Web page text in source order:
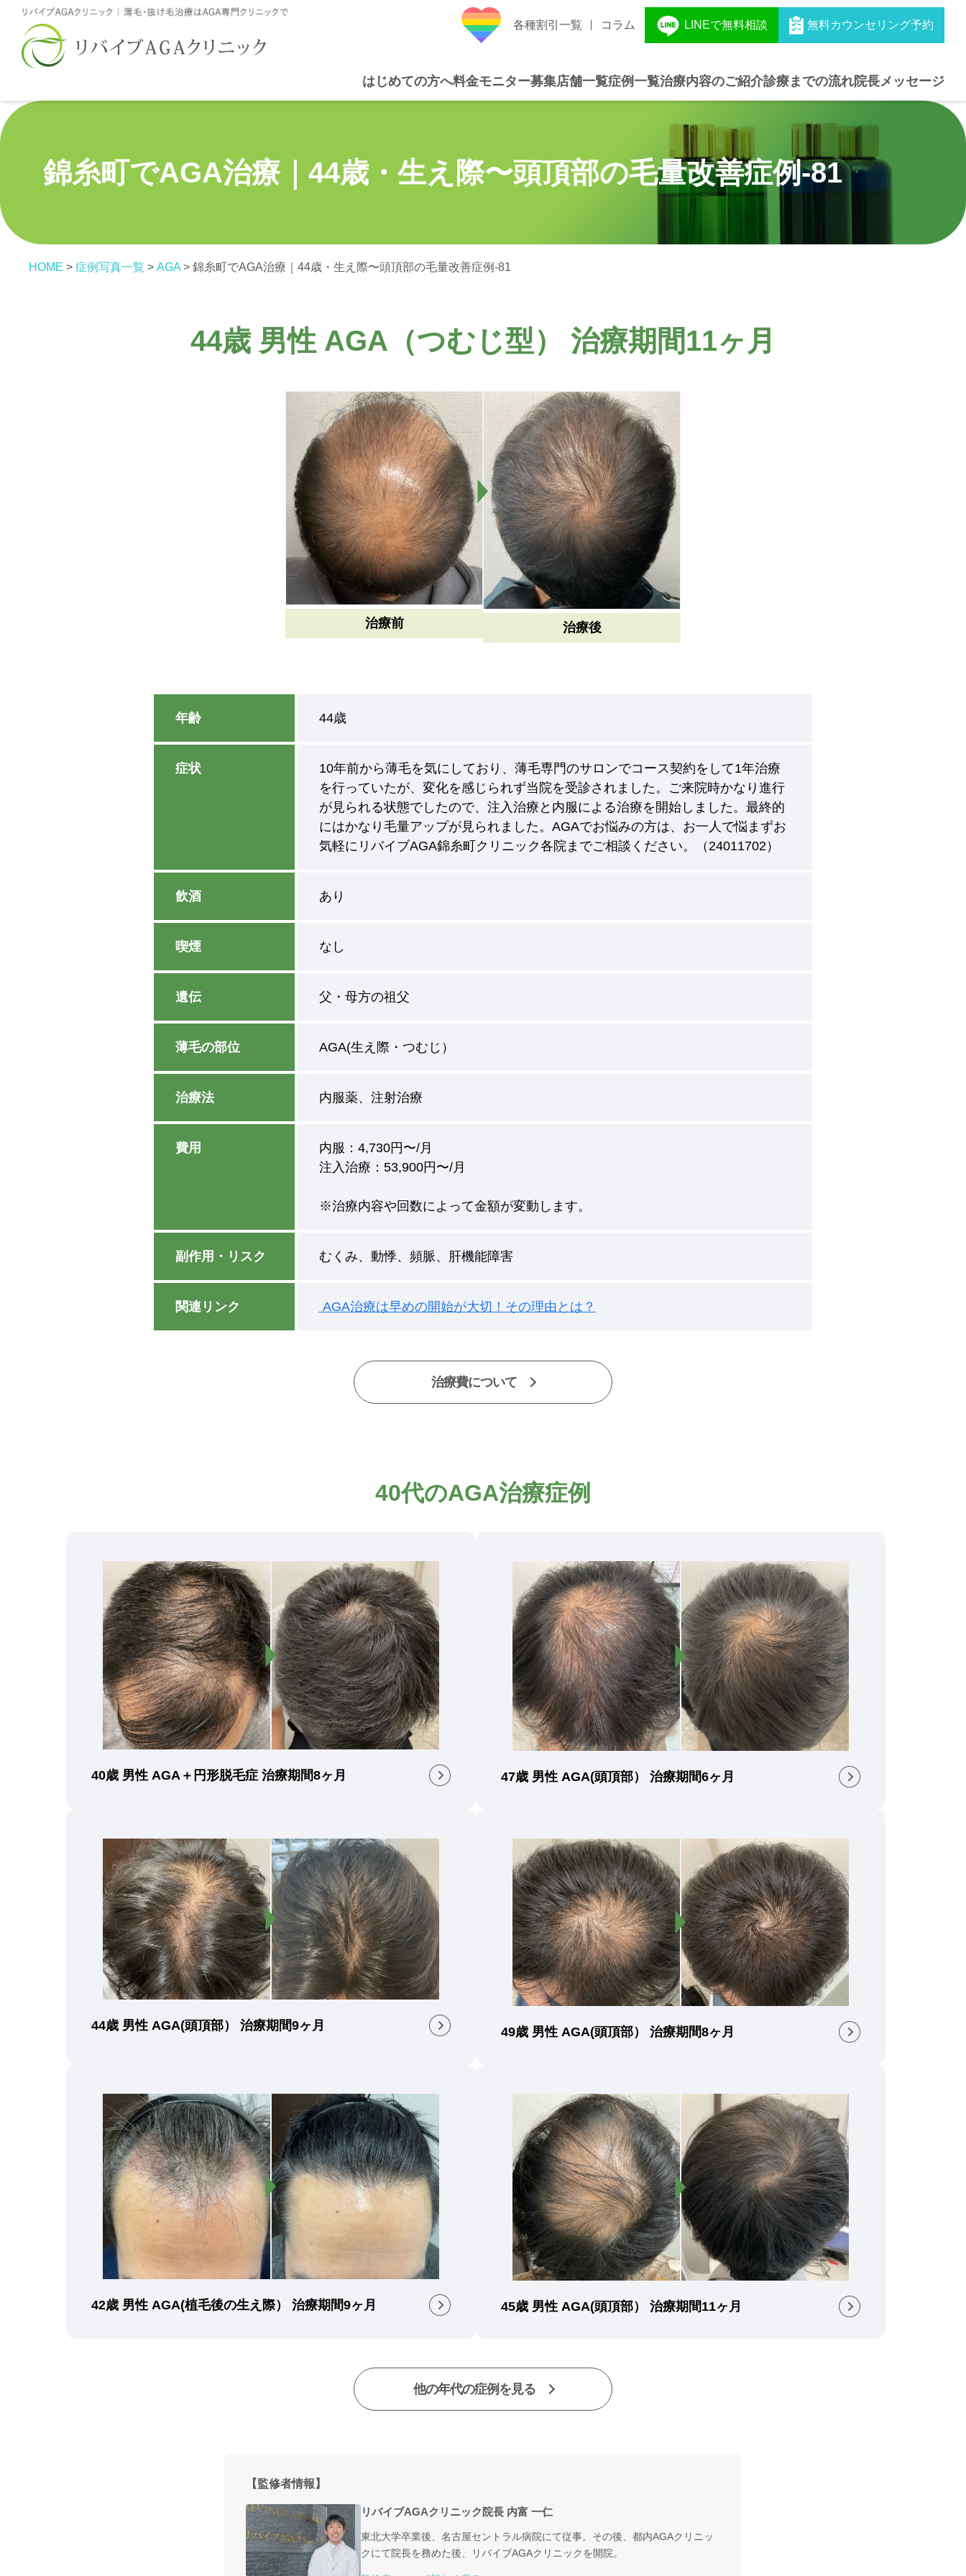
各種割引一覧 コラム LINEで無料相談 無料カウンセリング予約
はじめての方へ料金モニター募集店舗一覧症例一覧治療内容のご紹介診療までの流れ院長メッセージ
錦糸町でAGA治療｜44歳・生え際〜頭頂部の毛量改善症例‐81
HOME > 症例写真一覧 > AGA > 錦糸町でAGA治療｜44歳・生え際〜頭頂部の毛量改善症例‐81
44歳 男性 AGA（つむじ型） 治療期間11ヶ月
治療前 治療後
年齢 44歳
症状
10年前から薄毛を気にしており、薄毛専門のサロンでコース契約をして1年治療
を行っていたが、変化を感じられず当院を受診されました。ご来院時かなり進行
が見られる状態でしたので、注入治療と内服による治療を開始しました。最終的
にはかなり毛量アップが見られました。AGAでお悩みの方は、お一人で悩まずお
気軽にリバイブAGA錦糸町クリニック各院までご相談ください。（24011702）
飲酒 あり
喫煙 なし
遺伝 父・母方の祖父
薄毛の部位 AGA(生え際・つむじ）
治療法 内服薬、注射治療
費用
内服：4,730円〜/月
注入治療：53,900円〜/月
※治療内容や回数によって金額が変動します。
副作用・リスク むくみ、動悸、頻脈、肝機能障害
関連リンク AGA治療は早めの開始が大切！その理由とは？
治療費について
40代のAGA治療症例
40歳 男性 AGA＋円形脱毛症 治療期間8ヶ月 47歳 男性 AGA(頭頂部） 治療期間6ヶ月
44歳 男性 AGA(頭頂部） 治療期間9ヶ月 49歳 男性 AGA(頭頂部） 治療期間8ヶ月
42歳 男性 AGA(植毛後の生え際） 治療期間9ヶ月 45歳 男性 AGA(頭頂部） 治療期間11ヶ月
他の年代の症例を見る
【監修者情報】
リバイブAGAクリニック院長 内富 一仁
東北大学卒業後、名古屋セントラル病院にて従事。その後、都内AGAクリニッ
クにて院長を務めた後、リバイブAGAクリニックを開院。